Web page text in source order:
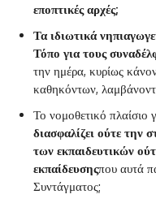
εποπτικές αρχές;
Τα ιδιωτικά
Τόπο για τους
την ημέρα, κυρίως
καθηκόντων,
Το νομοθετικό πλαίσιο
διασφαλίζει ούτε την
των εκπαιδευτικών
εκπαίδευσηςπου αυτά
Συντάγματος;